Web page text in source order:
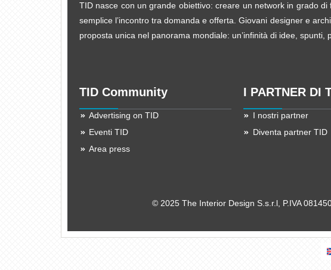
TID nasce con un grande obiettivo: creare un network in grado
semplice l’incontro tra domanda e offerta. Giovani designer e
proposta unica nel panorama mondiale: un’infinità di idee,
TID Community
Advertising on TID
Eventi TID
Area press
I PARTNER DI
I nostri partner
Diventa partner TID
© 2025 The Interior Design S.s.r.l, P.IVA